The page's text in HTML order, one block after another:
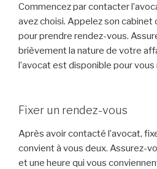
Commencez par contacter
avez choisi. Appelez son cabinet
pour prendre rendez-vous.
brièvement la nature de votre
l’avocat est disponible pour vous
Fixer un rendez-vous
Après avoir contacté l’avocat,
convient à vous deux. Assurez-
et une heure qui vous